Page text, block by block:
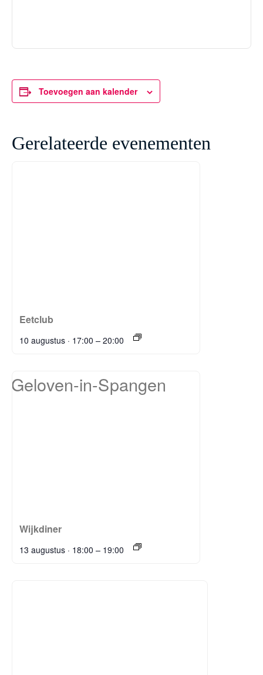
Toevoegen aan kalender
Gerelateerde evenementen
Eetclub
10 augustus · 17:00 – 20:00
Wijkdiner
13 augustus · 18:00 – 19:00